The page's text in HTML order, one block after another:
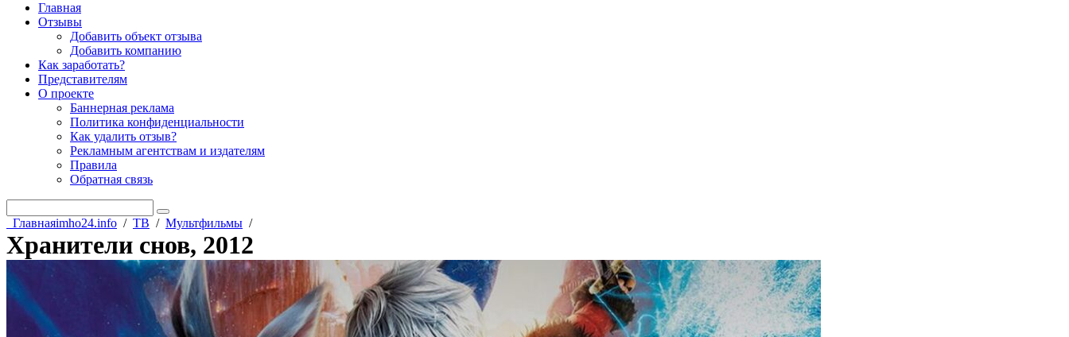
Главная
Отзывы
Добавить объект отзыва
Добавить компанию
Как заработать?
Представителям
О проекте
Баннерная реклама
Политика конфиденциальности
Как удалить отзыв?
Рекламным агентствам и издателям
Правила
Обратная связь
Главнаяimho24.info / ТВ / Мультфильмы /
Хранители снов, 2012